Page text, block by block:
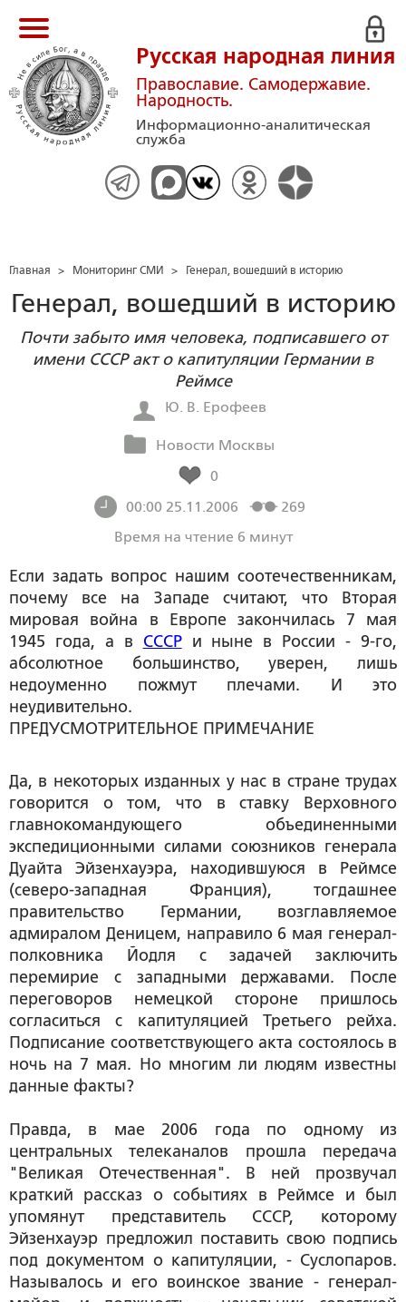
Русская народная линия
Православие. Самодержавие.
Народность.
Информационно-аналитическая
служба
Главная > Мониторинг СМИ > Генерал, вошедший в историю
Генерал, вошедший в историю
Почти забыто имя человека, подписавшего от
имени СССР акт о капитуляции Германии в
Реймсе
Ю. В. Ерофеев
Новости Москвы
0
00:00 25.11.2006
269
Время на чтение 6 минут
Если задать вопрос нашим соотечественникам,
почему все на Западе считают, что Вторая
мировая война в Европе закончилась 7 мая
1945 года, а в СССРи ныне в России - 9-го,
абсолютное большинство, уверен, лишь
недоуменно пожмут плечами. И это
неудивительно.
ПРЕДУСМОТРИТЕЛЬНОЕ ПРИМЕЧАНИЕ
Да, в некоторых изданных у нас в стране трудах
говорится о том, что в ставку Верховного
главнокомандующего объединенными
экспедиционными силами союзников генерала
Дуайта Эйзенхауэра, находившуюся в Реймсе
(северо-западная Франция), тогдашнее
правительство Германии, возглавляемое
адмиралом Деницем, направило 6 мая генерал-
полковника Йодля с задачей заключить
перемирие с западными державами. После
переговоров немецкой стороне пришлось
согласиться с капитуляцией Третьего рейха.
Подписание соответствующего акта состоялось в
ночь на 7 мая. Но многим ли людям известны
данные факты?
Правда, в мае 2006 года по одному из
центральных телеканалов прошла передача
"Великая Отечественная". В ней прозвучал
краткий рассказ о событиях в Реймсе и был
упомянут представитель СССР, которому
Эйзенхауэр предложил поставить свою подпись
под документом о капитуляции, - Суслопаров.
Называлось и его воинское звание - генерал-